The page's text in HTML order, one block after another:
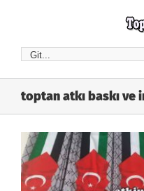
Git...
toptan atkı baskı ve